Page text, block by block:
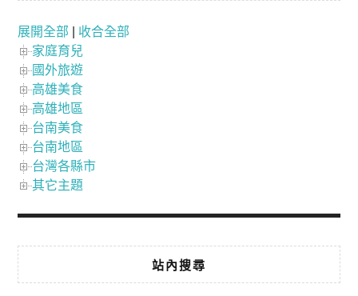
展開全部
收合全部
家庭育兒
國外旅遊
高雄美食
高雄地區
台南美食
台南地區
台灣各縣市
其它主題
站內搜尋